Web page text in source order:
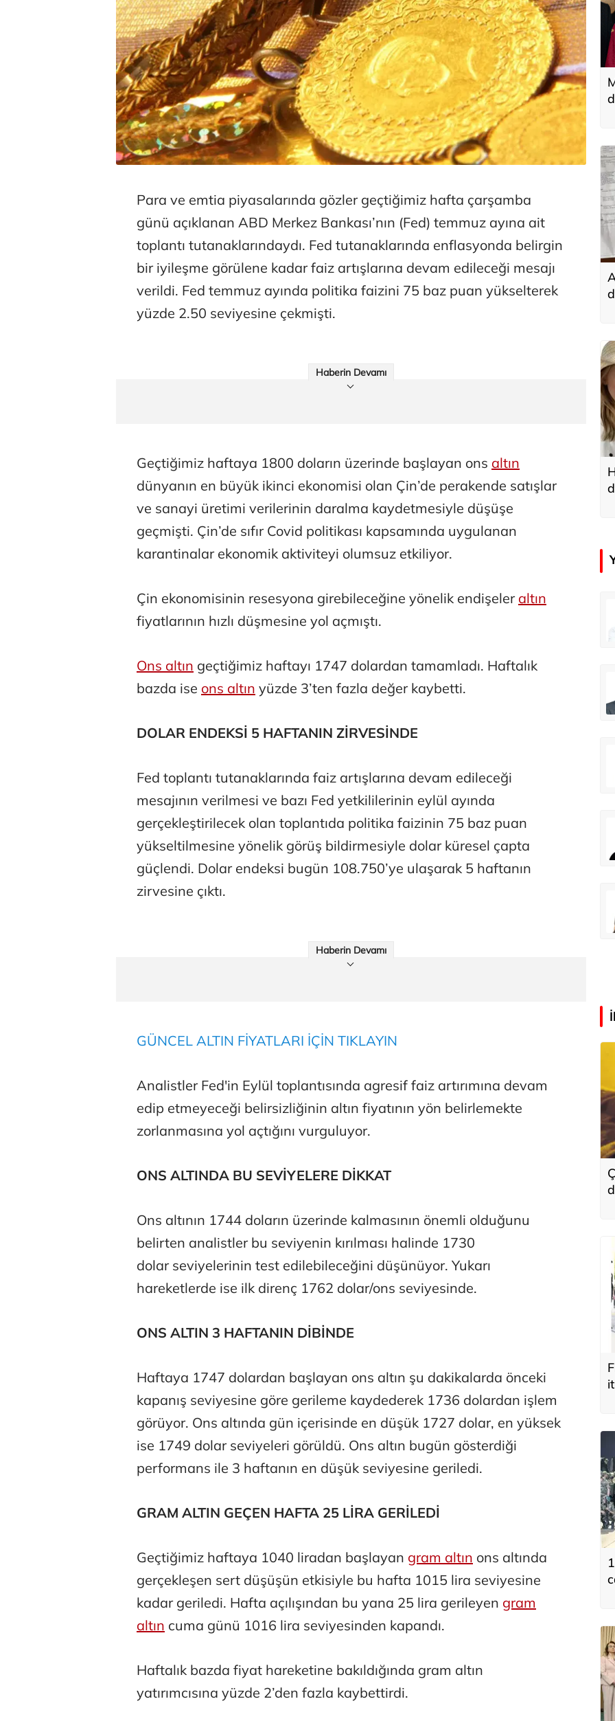
Para ve emtia piyasalarında gözler geçtiğimiz hafta çarşamba
günü açıklanan ABD Merkez Bankası’nın (Fed) temmuz ayına ait
toplantı tutanaklarındaydı. Fed tutanaklarında enflasyonda belirgin
bir iyileşme görülene kadar faiz artışlarına devam edileceği mesajı
verildi. Fed temmuz ayında politika faizini 75 baz puan yükselterek
yüzde 2.50 seviyesine çekmişti.
Haberin Devamı
Geçtiğimiz haftaya 1800 doların üzerinde başlayan ons altın
dünyanın en büyük ikinci ekonomisi olan Çin’de perakende satışlar
ve sanayi üretimi verilerinin daralma kaydetmesiyle düşüşe
geçmişti. Çin’de sıfır Covid politikası kapsamında uygulanan
karantinalar ekonomik aktiviteyi olumsuz etkiliyor.
Çin ekonomisinin resesyona girebileceğine yönelik endişeler altın
fiyatlarının hızlı düşmesine yol açmıştı.
Ons altın geçtiğimiz haftayı 1747 dolardan tamamladı. Haftalık
bazda ise ons altın yüzde 3’ten fazla değer kaybetti.
DOLAR ENDEKSİ 5 HAFTANIN ZİRVESİNDE
Fed toplantı tutanaklarında faiz artışlarına devam edileceği
mesajının verilmesi ve bazı Fed yetkililerinin eylül ayında
gerçekleştirilecek olan toplantıda politika faizinin 75 baz puan
yükseltilmesine yönelik görüş bildirmesiyle dolar küresel çapta
güçlendi. Dolar endeksi bugün 108.750’ye ulaşarak 5 haftanın
zirvesine çıktı.
Haberin Devamı
GÜNCEL ALTIN FİYATLARI İÇİN TIKLAYIN
Analistler Fed'in Eylül toplantısında agresif faiz artırımına devam
edip etmeyeceği belirsizliğinin altın fiyatının yön belirlemekte
zorlanmasına yol açtığını vurguluyor.
ONS ALTINDA BU SEVİYELERE DİKKAT
Ons altının 1744 doların üzerinde kalmasının önemli olduğunu
belirten analistler bu seviyenin kırılması halinde 1730
dolar seviyelerinin test edilebileceğini düşünüyor. Yukarı
hareketlerde ise ilk direnç 1762 dolar/ons seviyesinde.
ONS ALTIN 3 HAFTANIN DİBİNDE
Haftaya 1747 dolardan başlayan ons altın şu dakikalarda önceki
kapanış seviyesine göre gerileme kaydederek 1736 dolardan işlem
görüyor. Ons altında gün içerisinde en düşük 1727 dolar, en yüksek
ise 1749 dolar seviyeleri görüldü. Ons altın bugün gösterdiği
performans ile 3 haftanın en düşük seviyesine geriledi.
GRAM ALTIN GEÇEN HAFTA 25 LİRA GERİLEDİ
Geçtiğimiz haftaya 1040 liradan başlayan gram altın ons altında
gerçekleşen sert düşüşün etkisiyle bu hafta 1015 lira seviyesine
kadar geriledi. Hafta açılışından bu yana 25 lira gerileyen gram
altın cuma günü 1016 lira seviyesinden kapandı.
Haftalık bazda fiyat hareketine bakıldığında gram altın
yatırımcısına yüzde 2’den fazla kaybettirdi.
Osman Gençer
Futbol Federasyonu İzmirspor’u dinler mi?
Prof. Dr. Mahmut Özer
İnsan-ı Kâmilden Erdemli Şehre: İslam Düşüncesinde Adalet-II
Tunca Bengin
Aşk yok, ama suç itirafı var!
Eren Aka